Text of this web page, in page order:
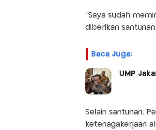
"Saya sudah
diberikan
Baca Juga:
UMP
Selain santunan,
ketenagakerjaan